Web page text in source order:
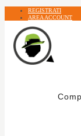
REGISTRATI
AREA ACCOUNT